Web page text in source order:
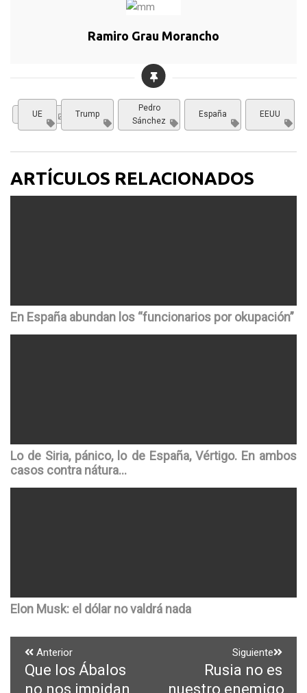
Ramiro Grau Morancho
Opinión EEUU
España
Pedro
Sánchez
Trump
UE
ARTÍCULOS RELACIONADOS
En España abundan los “funcionarios por okupación”
Lo de Siria, pánico, lo de España, Vértigo. En ambos
casos contra nátura…
Elon Musk: el dólar no valdrá nada
Navegación
de
Anterior
Entrada
anterior:
Que los Ábalos
no nos impidan
Siguiente
siguiente:
Rusia no es
nuestro enemigo